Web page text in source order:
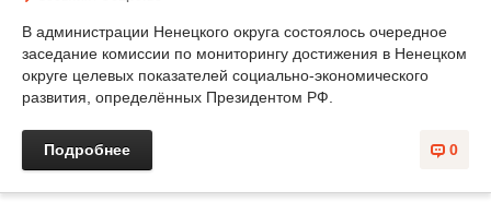
В администрации Ненецкого округа состоялось очередное
заседание комиссии по мониторингу достижения в Ненецком
округе целевых показателей социально-экономического
развития, определённых Президентом РФ.
0
Подробнее